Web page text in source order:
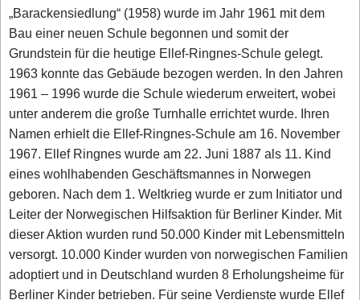
„Barackensiedlung“ (1958) wurde im Jahr 1961 mit dem
Bau einer neuen Schule begonnen und somit der
Grundstein für die heutige Ellef-Ringnes-Schule gelegt.
1963 konnte das Gebäude bezogen werden. In den Jahren
1961 – 1996 wurde die Schule wiederum erweitert, wobei
unter anderem die große Turnhalle errichtet wurde. Ihren
Namen erhielt die Ellef-Ringnes-Schule am 16. November
1967. Ellef Ringnes wurde am 22. Juni 1887 als 11. Kind
eines wohlhabenden Geschäftsmannes in Norwegen
geboren. Nach dem 1. Weltkrieg wurde er zum Initiator und
Leiter der Norwegischen Hilfsaktion für Berliner Kinder. Mit
dieser Aktion wurden rund 50.000 Kinder mit Lebensmitteln
versorgt. 10.000 Kinder wurden von norwegischen Familien
adoptiert und in Deutschland wurden 8 Erholungsheime für
Berliner Kinder betrieben. Für seine Verdienste wurde Ellef